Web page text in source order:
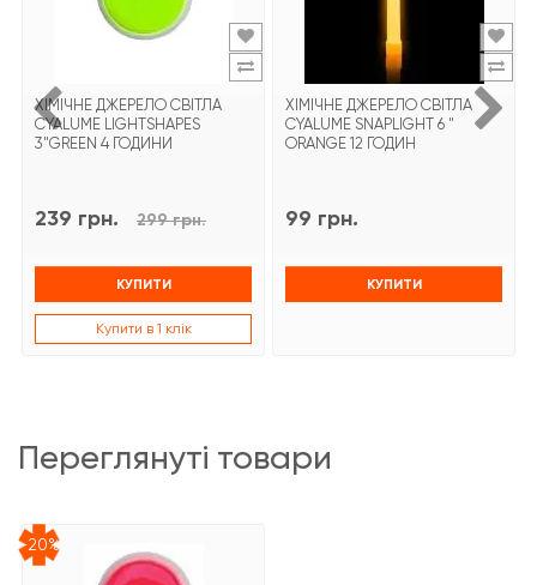
ХІМІЧНЕ ДЖЕРЕЛО СВІТЛА
CYALUME LIGHTSHAPES
3"GREEN 4 ГОДИНИ
239 грн. 299 грн.
КУПИТИ
Купити в 1 клік
ХІМІЧНЕ ДЖЕРЕЛО СВІТЛА
CYALUME SNAPLIGHT 6 "
ORANGE 12 ГОДИН
99 грн.
КУПИТИ
переглянуті товари
-20%